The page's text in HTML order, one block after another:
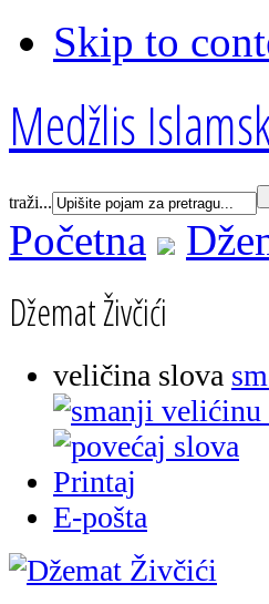
Skip to
Medžlis
traži...
Početna
Džemat Živčići
veličina slova
Printaj
E-pošta